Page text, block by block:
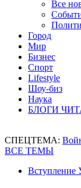
Все
Город
Мир
Бизнес
Спорт
Lifestyle
Шоу-биз
Наука
БЛОГИ
СПЕЦТЕМА:
ВСЕ ТЕМЫ
Вступление